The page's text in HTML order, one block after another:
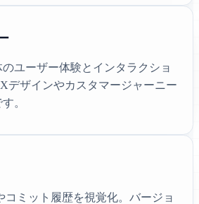
ユーザー体験とインタラクショ
デザインやカスタマージャーニー
。
コミット履歴を視覚化。バージョ